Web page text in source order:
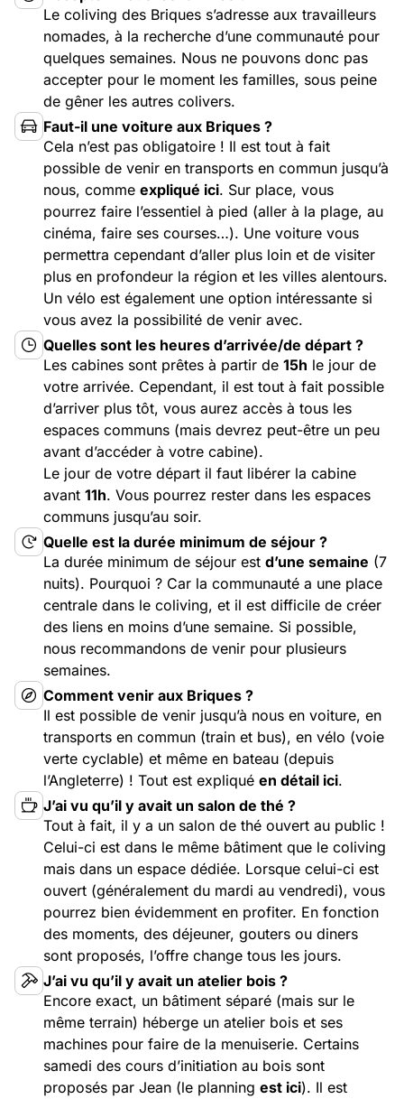
Le coliving des Briques s’adresse aux travailleurs
nomades, à la recherche d’une communauté pour
quelques semaines. Nous ne pouvons donc pas
accepter pour le moment les familles, sous peine
de gêner les autres colivers.
Faut-il une voiture aux Briques ?
Cela n’est pas obligatoire ! Il est tout à fait
possible de venir en transports en commun jusqu’à
nous, comme expliqué ici. Sur place, vous
pourrez faire l’essentiel à pied (aller à la plage, au
cinéma, faire ses courses…). Une voiture vous
permettra cependant d’aller plus loin et de visiter
plus en profondeur la région et les villes alentours.
Un vélo est également une option intéressante si
vous avez la possibilité de venir avec.
Quelles sont les heures d’arrivée/de départ ?
Les cabines sont prêtes à partir de 15h le jour de
votre arrivée. Cependant, il est tout à fait possible
d’arriver plus tôt, vous aurez accès à tous les
espaces communs (mais devrez peut-être un peu
avant d’accéder à votre cabine).
Le jour de votre départ il faut libérer la cabine
avant 11h. Vous pourrez rester dans les espaces
communs jusqu’au soir.
Quelle est la durée minimum de séjour ?
La durée minimum de séjour est d’une semaine (7
nuits). Pourquoi ? Car la communauté a une place
centrale dans le coliving, et il est difficile de créer
des liens en moins d’une semaine. Si possible,
nous recommandons de venir pour plusieurs
semaines.
Comment venir aux Briques ?
Il est possible de venir jusqu’à nous en voiture, en
transports en commun (train et bus), en vélo (voie
verte cyclable) et même en bateau (depuis
l’Angleterre) ! Tout est expliqué en détail ici.
J’ai vu qu’il y avait un salon de thé ?
Tout à fait, il y a un salon de thé ouvert au public !
Celui-ci est dans le même bâtiment que le coliving
mais dans un espace dédiée. Lorsque celui-ci est
ouvert (généralement du mardi au vendredi), vous
pourrez bien évidemment en profiter. En fonction
des moments, des déjeuner, gouters ou diners
sont proposés, l’offre change tous les jours.
J’ai vu qu’il y avait un atelier bois ?
Encore exact, un bâtiment séparé (mais sur le
même terrain) héberge un atelier bois et ses
machines pour faire de la menuiserie. Certains
samedi des cours d’initiation au bois sont
proposés par Jean (le planning est ici). Il est